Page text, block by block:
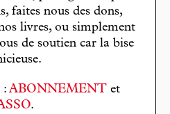
faites nous des dons,
livres, ou simplement
de soutien car la bise
: ABONNEMENT et
.